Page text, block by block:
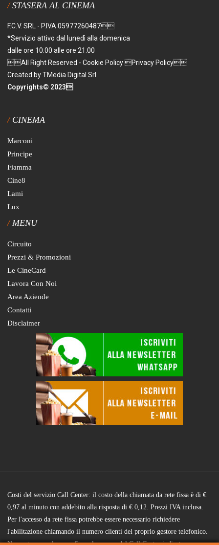
STASERA AL CINEMA
F.C.V. SRL - P.IVA 05977260487
*Servizio attivo dal lunedì alla domenica
dalle ore 10.00 alle ore 21.00
All Right Reserved - Cookie Policy Privacy Policy
Created by TMedia Digital Srl
Copyrights© 2023
CINEMA
Marconi
Principe
Fiamma
Cine8
Lami
Lux
MENU
Circuito
Prezzi & Promozioni
Le CineCard
Lavora Con Noi
Area Aziende
Contatti
Disclaimer
Costi del servizio Call Center: il costo della chiamata da rete fissa è di €
0,97 al minuto con addebito alla risposta di € 0,12. Prezzi IVA inclusa.
Per l'accesso da rete fissa potrebbe essere necessario richiedere
l'abilitazione chiamando il numero clienti del proprio gestore telefonico.